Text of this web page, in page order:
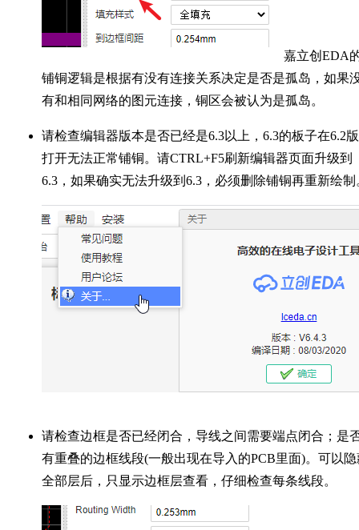
嘉立创EDA
铺铜逻辑是根据有没有连接关系决定是否是孤岛，如果
有和相同网络的图元连接，铜区会被认为是孤岛。
请检查编辑器版本是否已经是6.3以上，6.3的板子在6.2
打开无法正常铺铜。请CTRL+F5刷新编辑器页面升级到
6.3，如果确实无法升级到6.3，必须删除铺铜再重新绘制
请检查边框是否已经闭合，导线之间需要端点闭合；是
有重叠的边框线段(一般出现在导入的PCB里面)。可以隐
全部层后，只显示边框层查看，仔细检查每条线段。